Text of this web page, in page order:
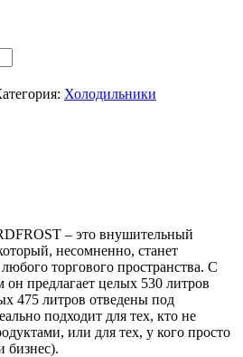
Холодильники
– это внушительный
несомненно, станет
торгового пространства. С
он предлагает целых 530 литров
475 литров отведены под
подходит для тех, кто не
или для тех, у кого просто
бизнес).